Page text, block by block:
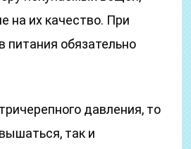
на их качество. При
питания обязательно
давления, то
так и